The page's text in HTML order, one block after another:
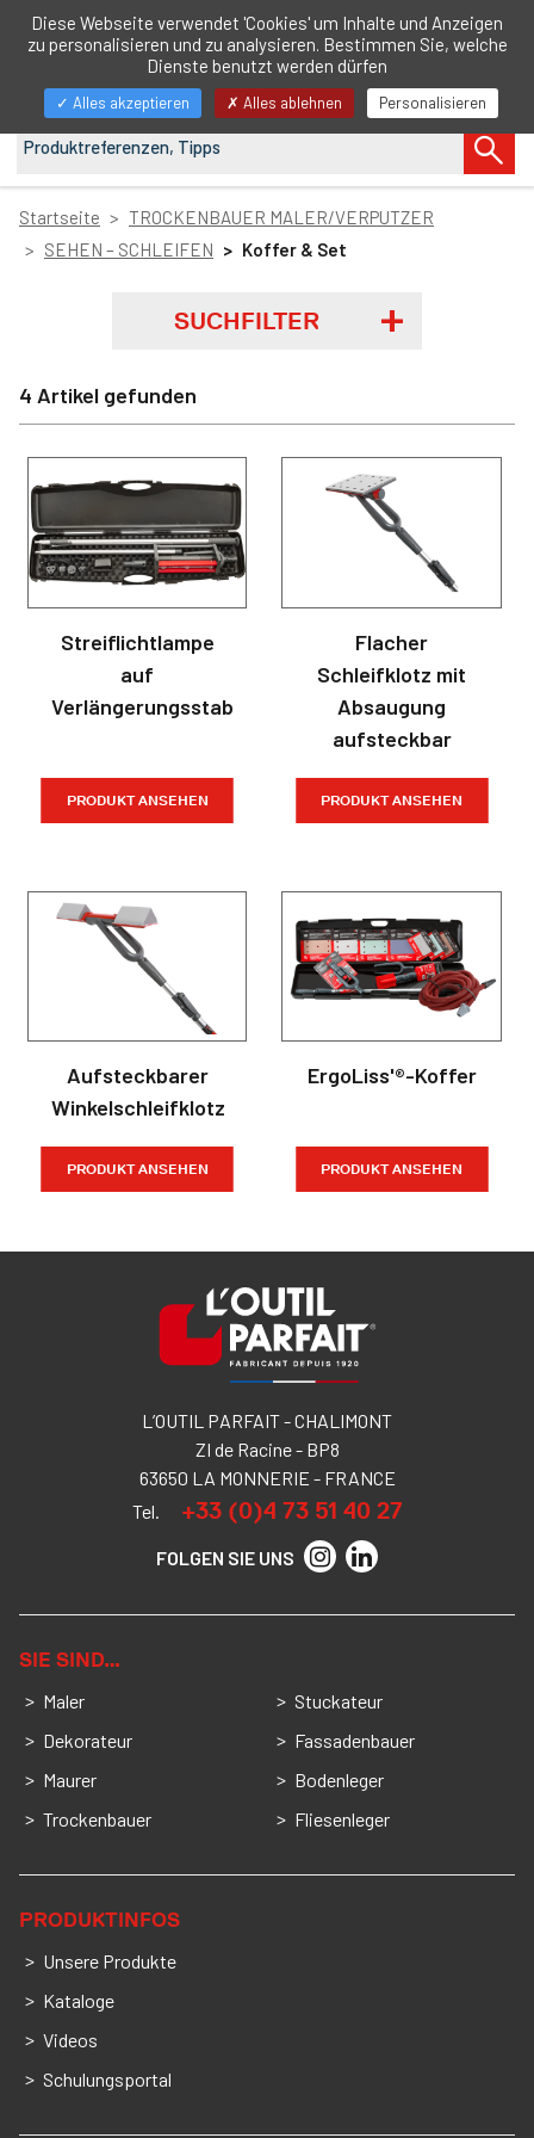
DE
anzeigen/ausblenden
Startseite
TROCKENBAUER MALER/VERPUTZER
SEHEN – SCHLEIFEN
Koffer & Set
SUCHFILTER
4 Artikel gefunden
Streiflichtlampe
auf
Verlängerungsstab
PRODUKT ANSEHEN
Flacher
Schleifklotz mit
Absaugung
aufsteckbar
PRODUKT ANSEHEN
Aufsteckbarer
Winkelschleifklotz
PRODUKT ANSEHEN
ErgoLiss'®-Koffer
PRODUKT ANSEHEN
L’OUTIL PARFAIT - CHALIMONT
ZI de Racine - BP8
63650 LA MONNERIE - FRANCE
Tel.
+33 (0)4 73 51 40 27
FOLGEN SIE UNS
SIE SIND…
Maler
Dekorateur
Maurer
Trockenbauer
Stuckateur
Fassadenbauer
Bodenleger
Fliesenleger
PRODUKTINFOS
Unsere Produkte
Kataloge
Videos
Schulungsportal
Diese Webseite verwendet 'Cookies' um Inhalte und Anzeigen
zu personalisieren und zu analysieren. Bestimmen Sie, welche
Dienste benutzt werden dürfen
Alles akzeptieren Alles ablehnen Personalisieren